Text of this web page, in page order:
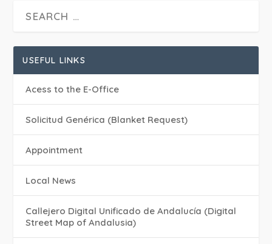
USEFUL LINKS
Acess to the E-Office
Solicitud Genérica (Blanket Request)
Appointment
Local News
Callejero Digital Unificado de Andalucía (Digital
Street Map of Andalusia)